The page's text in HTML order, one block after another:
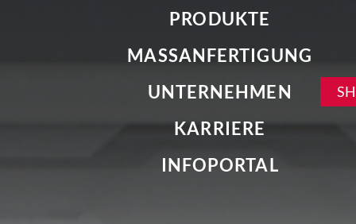
PRODUKTE
MASSANFERTIGUNG
UNTERNEHMEN
KARRIERE
INFOPORTAL